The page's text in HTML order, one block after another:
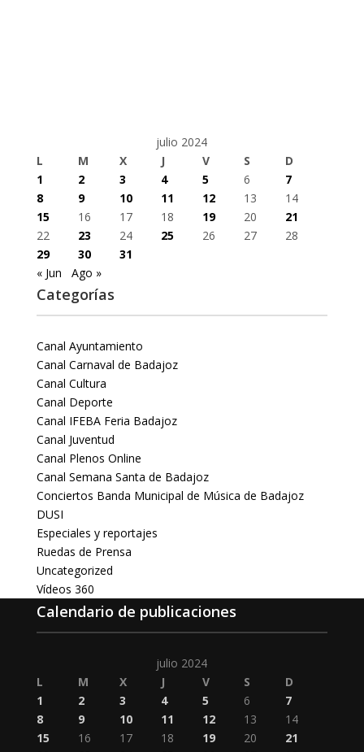
julio 2024
L
M X J V S
D
1
2 3 4 5 6
7
8
9 10 11 12 13
14
15
16 17 18 19 20
21
22
23 24 25 26 27
28
29
30
31
« Jun
Ago »
Categorías
Canal Ayuntamiento
Canal Carnaval de Badajoz
Canal Cultura
Canal Deporte
Canal IFEBA Feria Badajoz
Canal Juventud
Canal Plenos Online
Canal Semana Santa de Badajoz
Conciertos Banda Municipal de Música de Badajoz
DUSI
Especiales y reportajes
Ruedas de Prensa
Uncategorized
Vídeos 360
Calendario de publicaciones
julio 2024
L
M X J V S
D
1
2 3 4 5 6
7
8
9 10 11 12 13
14
15
16 17 18 19 20
21